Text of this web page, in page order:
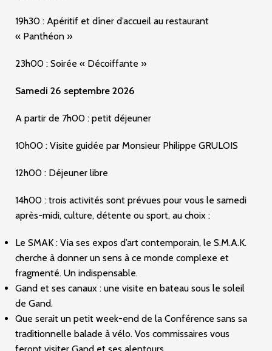
19h30 : Apéritif et dîner d’accueil au restaurant
« Panthéon »
23h00 : Soirée « Décoiffante »
Samedi 26 septembre 2026
A partir de 7h00 : petit déjeuner
10h00 : Visite guidée par Monsieur Philippe GRULOIS
12h00 : Déjeuner libre
14h00 : trois activités sont prévues pour vous le samedi
après-midi, culture, détente ou sport, au choix :
Le SMAK : Via ses expos d’art contemporain, le S.M.A.K.
cherche à donner un sens à ce monde complexe et
fragmenté. Un indispensable.
Gand et ses canaux : une visite en bateau sous le soleil
de Gand.
Que serait un petit week-end de la Conférence sans sa
traditionnelle balade à vélo. Vos commissaires vous